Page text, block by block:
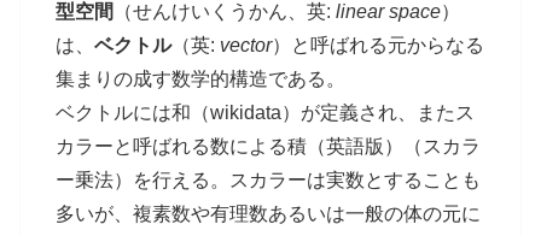
型空間
（せんけいくうかん、英: linear space）
は、 ベクトル（英: vector）と呼ばれる元からなる
集まりの成す数学的構造である。
ベクトルには和（wikidata）が定義され、またス
カラーと呼ばれる数による積（英語版）（スカラ
ー乗法）を行える。スカラーは実数とすることも
多いが、複素数や有理数あるいは一般の体の元に